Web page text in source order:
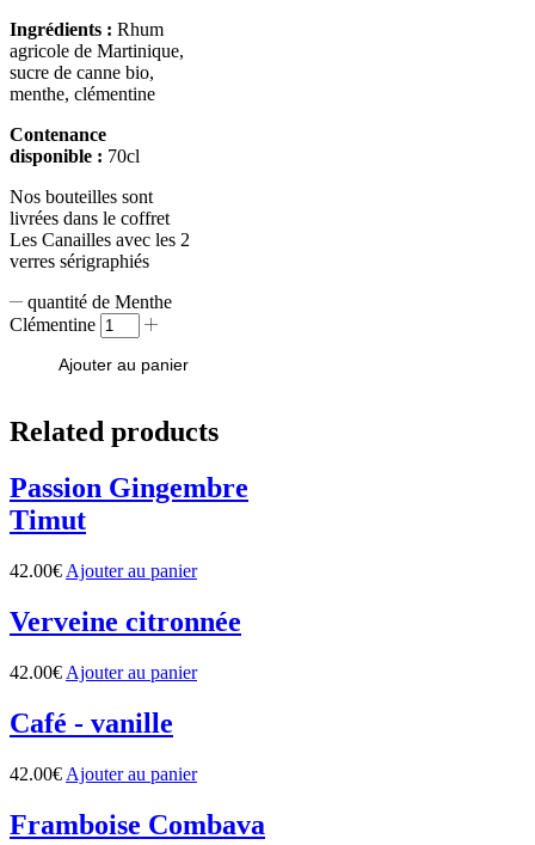
Ingrédients : Rhum
agricole de Martinique,
sucre de canne bio,
menthe, clémentine
Contenance
disponible : 70cl
Nos bouteilles sont
livrées dans le coffret
Les Canailles avec les 2
verres sérigraphiés
quantité de Menthe
Clémentine
Ajouter au panier
Related products
Passion Gingembre
Timut
42.00€ Ajouter au panier
Verveine citronnée
42.00€ Ajouter au panier
Café - vanille
42.00€ Ajouter au panier
Framboise Combava